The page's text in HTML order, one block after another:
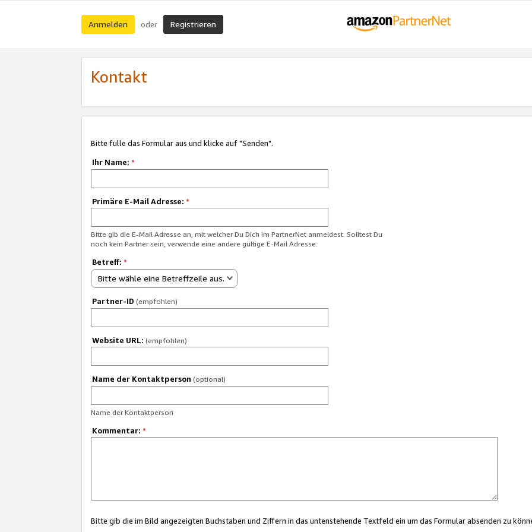
Anmelden oder Registrieren
Kontakt
Bitte fülle das Formular aus und klicke auf "Senden".
Ihr Name: *
Primäre E-Mail Adresse: *
Bitte gib die E-Mail Adresse an, mit welcher Du Dich im PartnerNet anmeldest. Solltest Du
noch kein Partner sein, verwende eine andere gültige E-Mail Adresse.
Betreff: *
Bitte wähle eine Betreffzeile aus.
Partner-ID (empfohlen)
Website URL: (empfohlen)
Name der Kontaktperson (optional)
Name der Kontaktperson
Kommentar: *
Bitte gib die im Bild angezeigten Buchstaben und Ziffern in das untenstehende Textfeld ein um das Formular absenden zu